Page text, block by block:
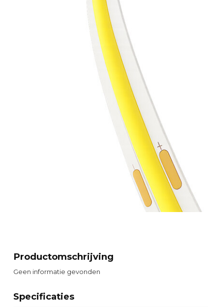
Productomschrijving
Geen informatie gevonden
Specificaties